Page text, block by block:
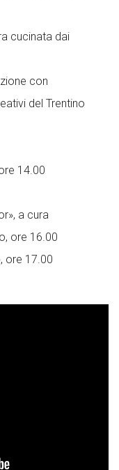
cucinata dai
con
del Trentino
14.00
a cura
ore 16.00
ore 17.00